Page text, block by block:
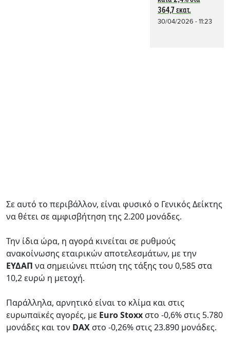
364,7 εκατ.
30/04/2026 - 11:23
Σε αυτό το περιβάλλον, είναι φυσικό ο Γενικός Δείκτης
να θέτει σε αμφισβήτηση της 2.200 μονάδες.
Την ίδια ώρα, η αγορά κινείται σε ρυθμούς
ανακοίνωσης εταιρικών αποτελεσμάτων, με την
ΕΥΔΑΠ να σημειώνει πτώση της τάξης του 0,585 στα
10,2 ευρώ η μετοχή.
Παράλληλα, αρνητικό είναι το κλίμα και στις
ευρωπαϊκές αγορές, με Euro Stoxx στο -0,6% στις 5.780
μονάδες και τον DAX στο -0,26% στις 23.890 μονάδες.